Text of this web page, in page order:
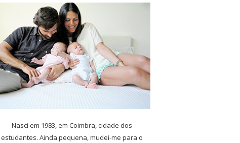
Nasci em 1983, em Coimbra, cidade dos
estudantes. Ainda pequena, mudei-me para o